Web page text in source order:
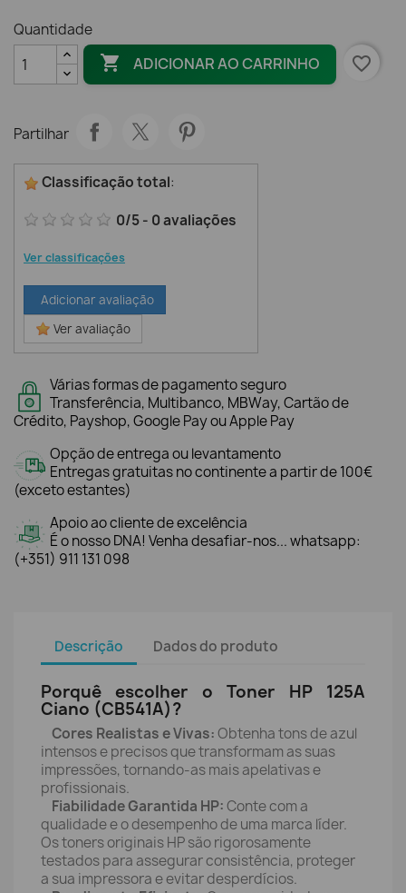
Quantidade
 ADICIONAR AO CARRINHO favorite_border
Partilhar
Classificação total:
0/5- 0avaliações
Ver classificações
Adicionar avaliação
Ver avaliação
Várias formas de pagamento seguro
Transferência, Multibanco, MBWay, Cartão de
Crédito, Payshop, Google Pay ou Apple Pay
Opção de entrega ou levantamento
Entregas gratuitas no continente a partir de 100€
(exceto estantes)
Apoio ao cliente de excelência
É o nosso DNA! Venha desafiar-nos... whatsapp:
(+351) 911 131 098
Descrição Dados do produto
Porquê escolher o Toner HP 125A
Ciano (CB541A)?
Cores Realistas e Vivas:Obtenha tons de azul
intensos e precisos que transformam as suas
impressões, tornando-as mais apelativas e
profissionais.
Fiabilidade Garantida HP:Conte com a
qualidade e o desempenho de uma marca líder.
Os toners originais HP são rigorosamente
testados para assegurar consistência, proteger
a sua impressora e evitar desperdícios.